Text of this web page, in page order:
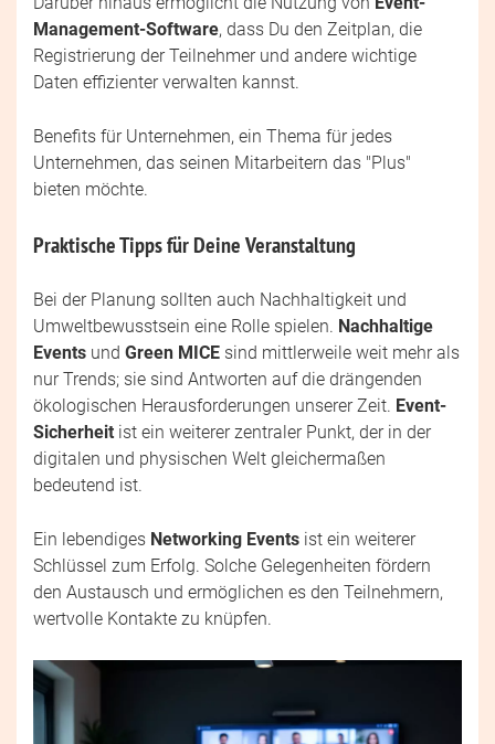
Management-Software, dass Du den Zeitplan, die
Registrierung der Teilnehmer und andere wichtige
Daten effizienter verwalten kannst.
Benefits für Unternehmen, ein Thema für jedes
Unternehmen, das seinen Mitarbeitern das "Plus"
bieten möchte.
Praktische Tipps für Deine Veranstaltung
Bei der Planung sollten auch Nachhaltigkeit und
Umweltbewusstsein eine Rolle spielen. Nachhaltige
Events und Green MICE sind mittlerweile weit mehr als
nur Trends; sie sind Antworten auf die drängenden
ökologischen Herausforderungen unserer Zeit. Event-
Sicherheit ist ein weiterer zentraler Punkt, der in der
digitalen und physischen Welt gleichermaßen
bedeutend ist.
Ein lebendiges Networking Events ist ein weiterer
Schlüssel zum Erfolg. Solche Gelegenheiten fördern
den Austausch und ermöglichen es den Teilnehmern,
wertvolle Kontakte zu knüpfen.